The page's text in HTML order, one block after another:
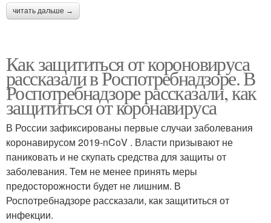
читать дальше →
Как защититься от короновируса
рассказали в Роспотребнадзоре. В
Роспотребнадзоре рассказали, как
защититься от коронавируса
В России зафиксированы первые случаи заболевания
коронавирусом 2019-nCoV . Власти призывают не
паниковать и не скупать средства для защиты от
заболевания. Тем не менее принять меры
предосторожности будет не лишним. В
Роспотребнадзоре рассказали, как защититься от
инфекции.